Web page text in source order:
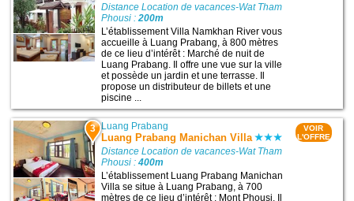
Distance Location de vacances-Wat Tham
Phousi :200m
L’établissement Villa Namkhan River vous
accueille à Luang Prabang, à 800 mètres
de ce lieu d’intérêt : Marché de nuit de
Luang Prabang. Il offre une vue sur la ville
et possède un jardin et une terrasse. Il
propose un distributeur de billets et une
piscine ...
3 Luang Prabang
Luang Prabang Manichan Villa
Distance Location de vacances-Wat Tham
Phousi :400m
L’établissement Luang Prabang Manichan
Villa se situe à Luang Prabang, à 700
mètres de ce lieu d’intérêt : Mont Phousi. Il
VOIR
L'OFFRE